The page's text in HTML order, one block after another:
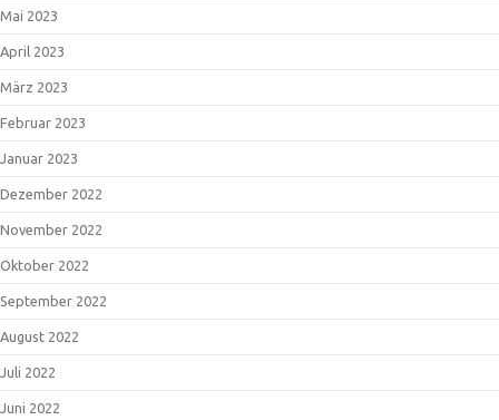
Mai 2023
April 2023
März 2023
Februar 2023
Januar 2023
Dezember 2022
November 2022
Oktober 2022
September 2022
August 2022
Juli 2022
Juni 2022